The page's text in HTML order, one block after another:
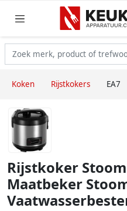
Koken Rijstkokers EA7
Rijstkoker
Maatbeker